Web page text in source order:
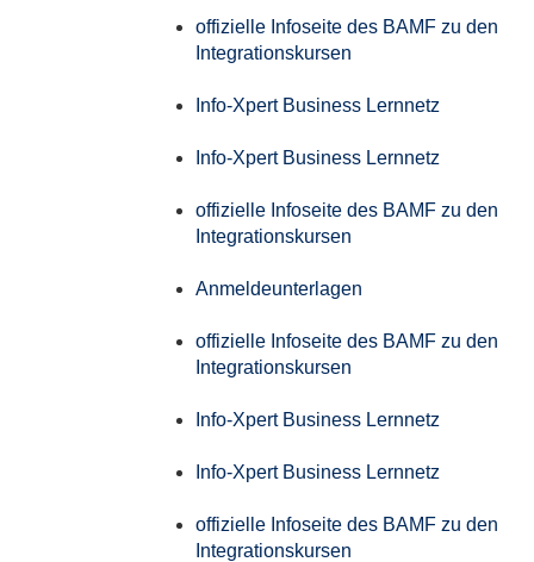
offizielle Infoseite des BAMF zu den
Integrationskursen
Info-Xpert Business Lernnetz
Info-Xpert Business Lernnetz
offizielle Infoseite des BAMF zu den
Integrationskursen
Anmeldeunterlagen
offizielle Infoseite des BAMF zu den
Integrationskursen
Info-Xpert Business Lernnetz
Info-Xpert Business Lernnetz
offizielle Infoseite des BAMF zu den
Integrationskursen